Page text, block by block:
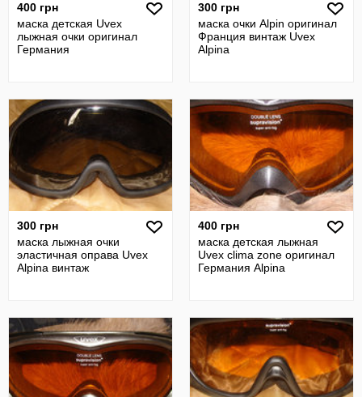
400 грн
маска детская Uvex
лыжная очки оригинал
Германия
300 грн
маска очки Аlpin оригинал
Франция винтаж Uvex
Alpina
300 грн
маска лыжная очки
эластичная оправа Uvex
Alpina винтаж
400 грн
маска детская лыжная
Uvex clima zone оригинал
Германия Alpina